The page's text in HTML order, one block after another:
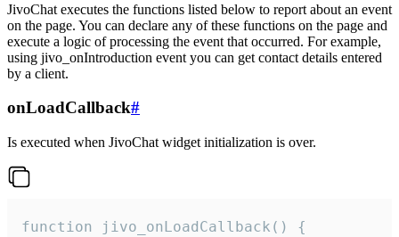
JivoChat executes the functions listed below to report about an event
on the page. You can declare any of these functions on the page and
execute a logic of processing the event that occurred. For example,
using jivo_onIntroduction event you can get contact details entered
by a client.
onLoadCallback#
Is executed when JivoChat widget initialization is over.
function jivo_onLoadCallback() {